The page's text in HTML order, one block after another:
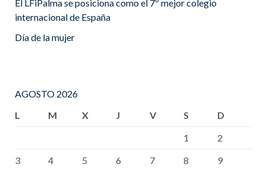
El LFiPalma se posiciona como el 7º mejor colegio
internacional de España
Día de la mujer
AGOSTO 2026
L
M X J V S
D
1
2
3
4 5 6 7 8
9